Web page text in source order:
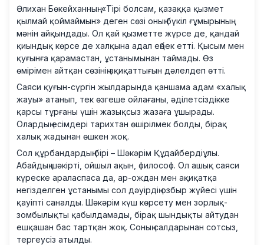
Әлихан Бөкейханның: «Тірі болсам, қазаққа қызмет
қылмай қоймаймын» деген сөзі оның бүкіл ғұмырының
мәнін айқындады. Ол қай қызметте жүрсе де, қандай
қиындық көрсе де халқына адал еңбек етті. Қысым мен
қуғынға қарамастан, ұстанымынан таймады. Өз
өмірімен айтқан сөзінің ақиқаттығын дәлелдеп өтті.
Саяси қуғын-сүргін жылдарында қаншама адам «халық
жауы» атанып, тек өзгеше ойлағаны, әділетсіздікке
қарсы тұрғаны үшін жазықсыз жазаға ұшырады.
Олардың есімдері тарихтан өшірілмек болды, бірақ
халық жадынан өшкен жоқ.
Сол құрбандардың бірі – Шәкәрім Құдайбердіұлы.
Абайдың шәкірті, ойшыл ақын, философ. Ол ашық саяси
күреске араласпаса да, ар-ождан мен ақиқатқа
негізделген ұстанымы сол дәуірдің озбыр жүйесі үшін
қауіпті саналды. Шәкәрім күш көрсету мен зорлық-
зомбылықты қабылдамады, бірақ шындықты айтудан
ешқашан бас тартқан жоқ. Соның салдарынан сотсыз,
тергеусіз атылды.